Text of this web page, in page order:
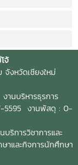
จ้
งหวัดเชียงใหม่
านบริหารธุรการ
5595 งานพัสดุ : 0-
ริการวิชาการและ
าและกิจการนักศึกษา